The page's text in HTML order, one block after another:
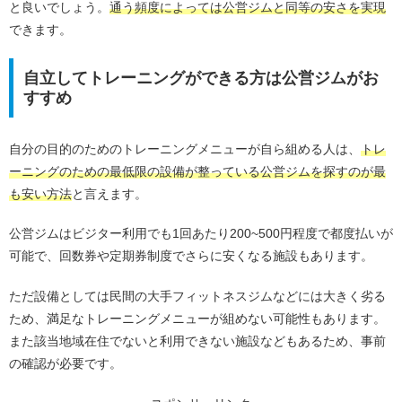
と良いでしょう。 通う頻度によっては公営ジムと同等の安さを実現
できます。
自立してトレーニングができる方は公営ジムがお
すすめ
自分の目的のためのトレーニングメニューが自ら組める人は、 トレ
ーニングのための最低限の設備が整っている公営ジムを探すのが最
も安い方法と言えます。
公営ジムはビジター利用でも1回あたり200~500円程度で都度払いが
可能で、回数券や定期券制度でさらに安くなる施設もあります。
ただ設備としては民間の大手フィットネスジムなどには大きく劣る
ため、満足なトレーニングメニューが組めない可能性もあります。
また該当地域在住でないと利用できない施設などもあるため、事前
の確認が必要です。